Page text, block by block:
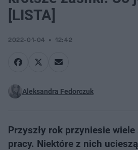
[LISTA]
2022-01-04 12:42
Aleksandra Fedorczuk
Przyszły rok przyniesie
pracy. Niektóre z nich